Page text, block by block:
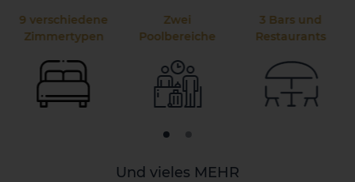
9 verschiedene
Zimmertypen
Zwei
Poolbereiche
3 Bars und
Restaurants
Und vieles MEHR